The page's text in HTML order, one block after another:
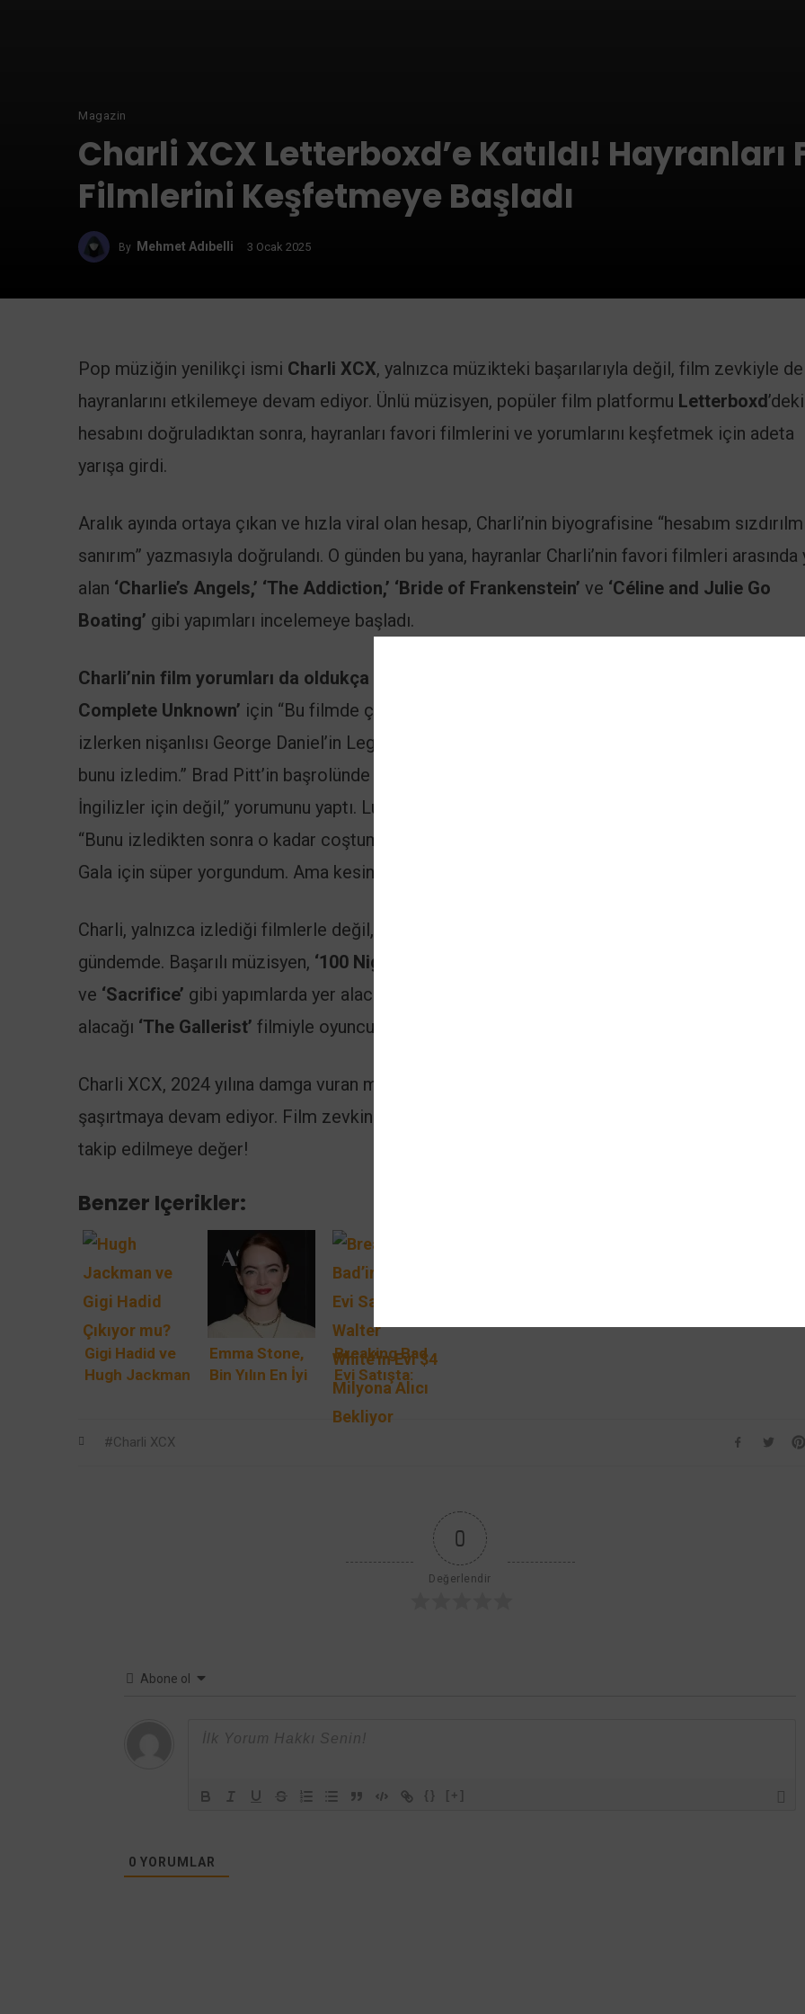
Magazin
Charli XCX Letterboxd’e Katıldı! Hayranları
Filmlerini Keşfetmeye Başladı
By Mehmet Adıbelli 3 Ocak 2025
Pop müziğin yenilikçi ismi Charli XCX, yalnızca müzikteki başarılarıyla değil, film zevkiyle de
hayranlarını etkilemeye devam ediyor. Ünlü müzisyen, popüler film platformu Letterboxd’deki
hesabını doğruladıktan sonra, hayranları favori filmlerini ve yorumlarını keşfetmek için adeta
yarışa girdi.
Aralık ayında ortaya çıkan ve hızla viral olan hesap, Charli’nin biyografisine “hesabım
sanırım” yazmasıyla doğrulandı. O günden bu yana, hayranlar Charli’nin favori filmleri arasında
alan ‘Charlie’s Angels,’ ‘The Addiction,’ ‘Bride of Frankenstein’ ve ‘Céline and Julie Go
Boating’ gibi yapımları incelemeye başladı.
Charli’nin film yorumları da oldukça eğlenceli ve samimi.
Complete Unknown’ için “Bu filmde çok fazla şarkı vardı!” derken,
izlerken nişanlısı George Daniel’in Lego yaptığını belirtti ve şöyle yazdı: “George Lego
bunu izledim.” Brad Pitt’in başrolünde olduğu
İngilizler için değil,” yorumunu yaptı. Luca Guadagnino’nun
“Bunu izledikten sonra o kadar coştum ki Harrison’la sabah 5’e kadar dışarıdaydım ve sonra
Gala için süper yorgundum. Ama kesinlikle değdi,” dedi.
Charli, yalnızca izlediği filmlerle değil, yakında hayranlarının izleyebileceği kendi projeleriyle de
gündemde. Başarılı müzisyen, ‘100 Nights of Hero,’ ‘Erupcja,’ ‘Faces of Death, I Want Your
ve ‘Sacrifice’ gibi yapımlarda yer alacak. Ayrıca, Natalie Portman ve Jenna Ortega ile birlikte
alacağı ‘The Gallerist’ filmiyle oyunculuk kariyerine de adım atıyor.
Charli XCX, 2024 yılına damga vuran müzik ve sinema başarılarıyla, hayranlarını her alanda
şaşırtmaya devam ediyor. Film zevkinden oyunculuk projelerine, bu yıldızın hikayesi kesinlikle
takip edilmeye değer!
Benzer Içerikler:
Gigi Hadid ve
Hugh Jackman
Emma Stone,
Bin Yılın En İyi
Breaking Bad
Evi Satışta:
Walter White’ın
Evi $4 Milyona
Charli XCX
0
Değerlendir
Abone ol
{} [+]
0 YORUMLAR